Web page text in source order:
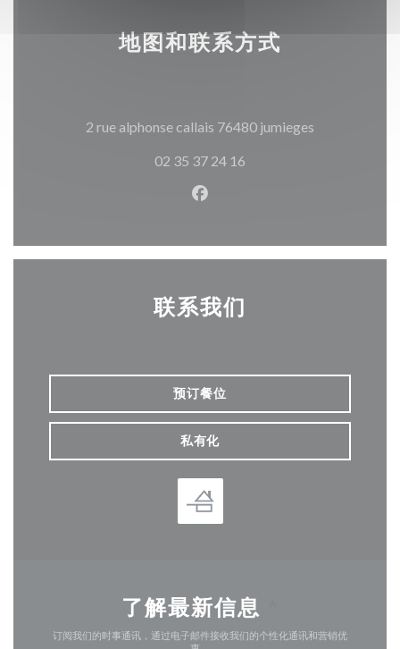
地图和联系方式
2 rue alphonse callais 76480 jumieges
02 35 37 24 16
Facebook ((在新窗口中打开
联系我们
预订餐位
私有化
了解最新信息
订阅我们的时事通讯，通过电子邮件接收我们的个性化通讯和营销优